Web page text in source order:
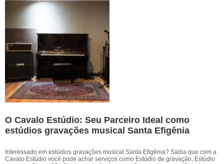
O Cavalo Estúdio: Seu Parceiro Ideal como
estúdios gravações musical Santa Efigênia
Interessado em estúdios gravações musical Santa Efigênia? Saiba que com a
Cavalo Estúdio você pode achar serviços como Estúdio de gravação, Estúdio